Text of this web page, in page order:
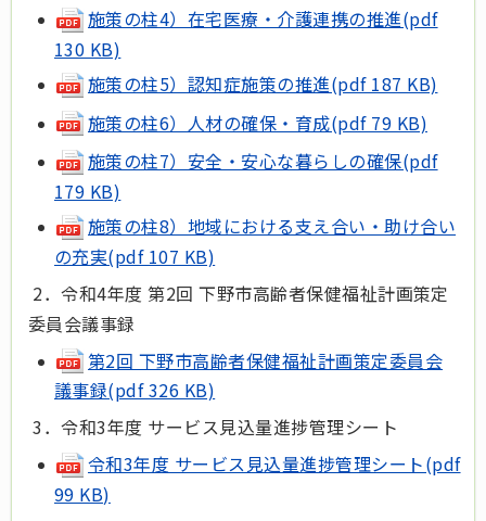
施策の柱4）在宅医療・介護連携の推進(pdf
130 KB)
施策の柱5）認知症施策の推進(pdf 187 KB)
施策の柱6）人材の確保・育成(pdf 79 KB)
施策の柱7）安全・安心な暮らしの確保(pdf
179 KB)
施策の柱8）地域における支え合い・助け合い
の充実(pdf 107 KB)
2．令和4年度 第2回 下野市高齢者保健福祉計画策定
委員会議事録
第2回 下野市高齢者保健福祉計画策定委員会
議事録(pdf 326 KB)
3．令和3年度 サービス見込量進捗管理シート
令和3年度 サービス見込量進捗管理シート(pdf
99 KB)